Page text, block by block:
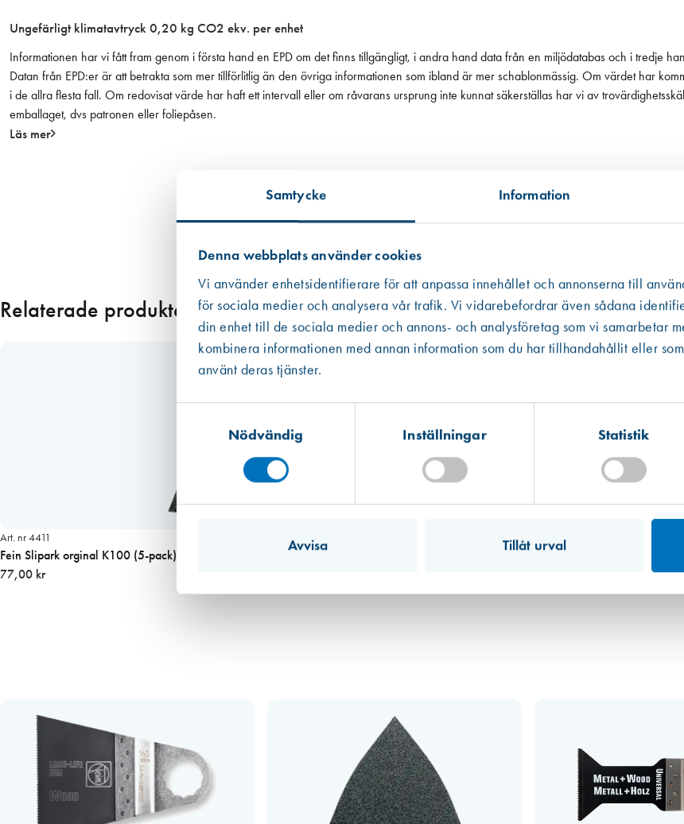
Samtycke Information
Denna webbplats använder cookies
Vi använder enhetsidentifierare för att anpassa innehållet och annonserna till
för sociala medier och analysera vår trafik. Vi vidarebefordrar även sådana
din enhet till de sociala medier och annons- och analysföretag som vi samarbetar
kombinera informationen med annan information som du har tillhandahållit eller
använt deras tjänster.
Nödvändig
Inställningar Statistik
Avvisa Tillåt urval
0
(
-
p
c
Ungefärligt klimatavtryck 0,20 kg CO2 ekv. per enhet
Informationen har vi fått fram genom i första hand en EPD om det finns tillgängligt, i andra hand data från en miljödatabas och i tredje
Datan från EPD:er är att betrakta som mer tillförlitlig än den övriga informationen som ibland är mer schablonmässig. Om värdet har
i de allra flesta fall. Om redovisat värde har haft ett intervall eller om råvarans ursprung inte kunnat säkerställas har vi av
emballaget, dvs patronen eller foliepåsen.
Läs mer
Relaterade produkter
Art. nr 4411
Fein Slipark orginal K100 (5-pack)
77,00 kr
Fein Sågklinga SL 85mm
Västberga
Finns i lager (11 st)
Hitta hit
Mullsjö (lager)
Finns i lager (4 st)
Hitta hit